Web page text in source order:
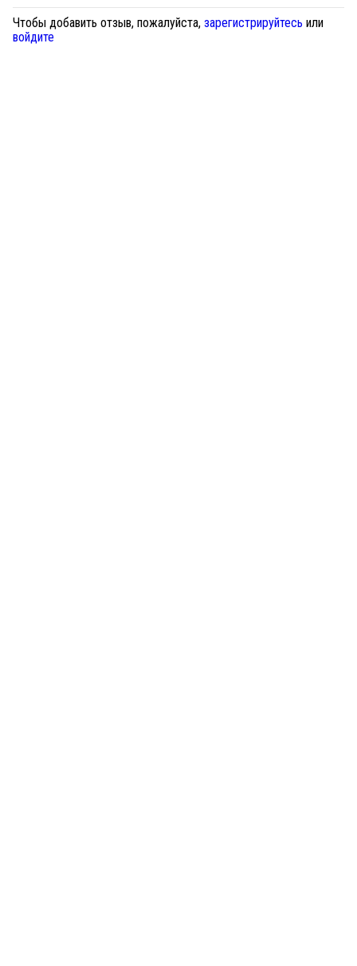
Чтобы добавить отзыв, пожалуйста, зарегистрируйтесь или
войдите